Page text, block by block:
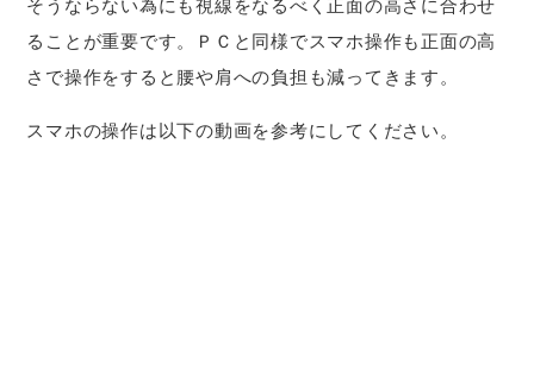
そうならない為にも視線をなるべく正面の高さに合わせ
ることが重要です。ＰＣと同様でスマホ操作も正面の高
さで操作をすると腰や肩への負担も減ってきます。
スマホの操作は以下の動画を参考にしてください。